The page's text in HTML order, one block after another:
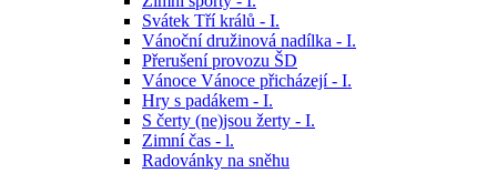
Svátek Tří králů - I.
Vánoční družinová nadílka - I.
Přerušení provozu ŠD
Vánoce Vánoce přicházejí - I.
Hry s padákem - I.
S čerty (ne)jsou žerty - I.
Zimní čas - l.
Radovánky na sněhu